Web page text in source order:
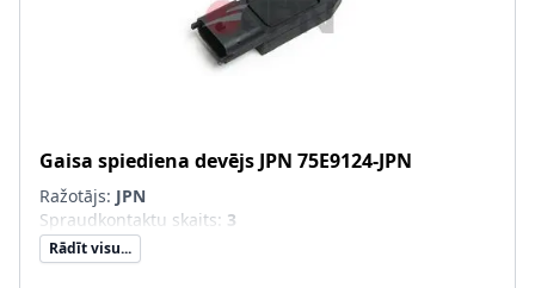
Gaisa spiediena devējs JPN 75E9124-JPN
Ražotājs: JPN
Spraudkontaktu skaits: 3
Rādīt visu...